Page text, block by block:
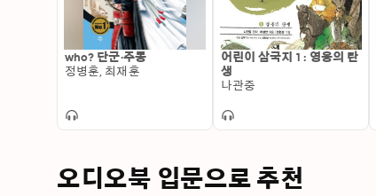
who? 단군·주몽
정병훈, 최재훈
어린이 삼국지 1 : 영웅의 탄
생
나관중
오디오북 입문으로 추천